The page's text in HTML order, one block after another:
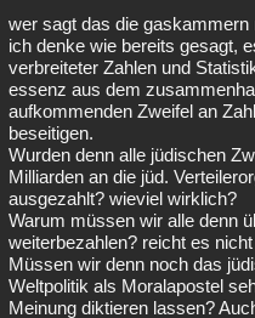
wer sagt das die gaskammern
ich denke wie bereits gesagt,
verbreiteter Zahlen und
essenz aus dem
aufkommenden Zweifel an
beseitigen.
Wurden denn alle jüdischen
Milliarden an die jüd.
ausgezahlt? wieviel wirklich?
Warum müssen wir alle denn
weiterbezahlen? reicht es
Müssen wir denn noch das
Weltpolitik als Moralapostel
Meinung diktieren lassen?